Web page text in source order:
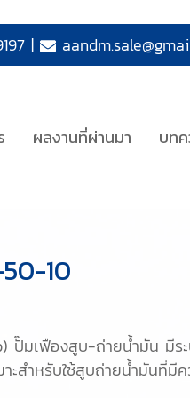
|
ผลงานที่ผ่านมา บท
10
ปั๊มเฟืองสูบ-ถ่ายน้ำมัน มี
สำหรับใช้สูบถ่ายน้ำมันที่มี